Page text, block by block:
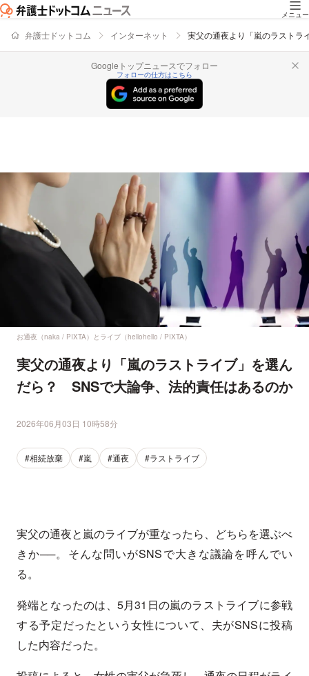
メニュー
弁護士ドットコム インターネット 実父の通夜より「嵐のラスト
Googleトップニュースでフォロー
フォローの仕方はこちら
お通夜（naka / PIXTA）とライブ（hellohello / PIXTA）
実父の通夜より「嵐のラストライブ」を選ん
だら？ SNSで大論争、法的責任はあるのか
2026年06月03日 10時58分
#相続放棄 #嵐 #通夜 #ラストライブ
実父の通夜と嵐のライブが重なったら、どちらを選ぶべ
きか──。そんな問いがSNSで大きな議論を呼んでい
る。
発端となったのは、5月31日の嵐のラストライブに参戦
する予定だったという女性について、夫がSNSに投稿
した内容だった。